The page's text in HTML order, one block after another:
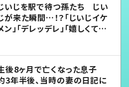
いじを駅で待つ孫たち じい
が来た瞬間…！？「じいじイケ
ン」「デレッデレ」「嬉しくて可
後8ヶ月で亡くなった息子
3年半後、当時の妻の日記に